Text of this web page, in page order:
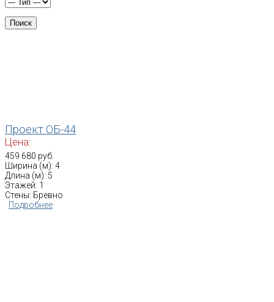
Проект ОБ-44
Цена:
459 680 руб.
Ширина (м): 4
Длина (м): 5
Этажей: 1
Стены: Бревно
Подробнее